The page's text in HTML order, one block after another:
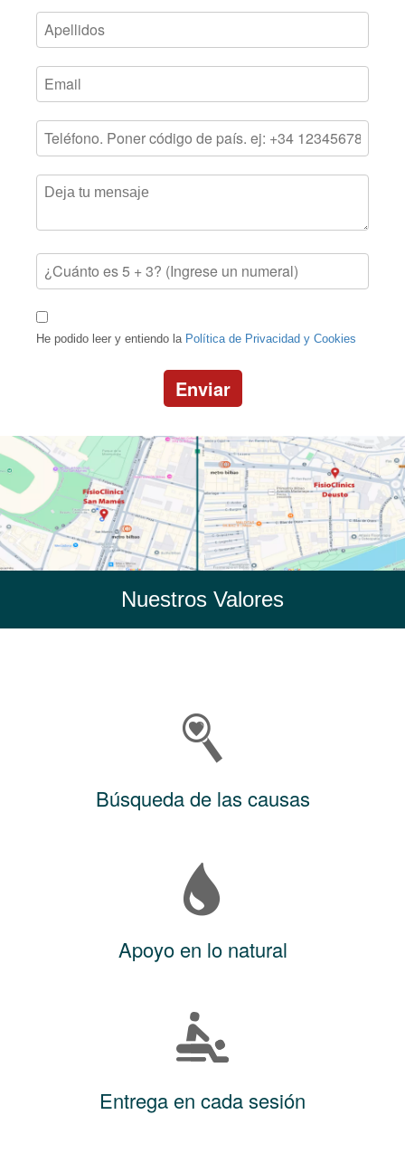
He podido leer y entiendo la Política de Privacidad y Cookies
Enviar
Nuestros Valores
Búsqueda de las causas
Apoyo en lo natural
Entrega en cada sesión